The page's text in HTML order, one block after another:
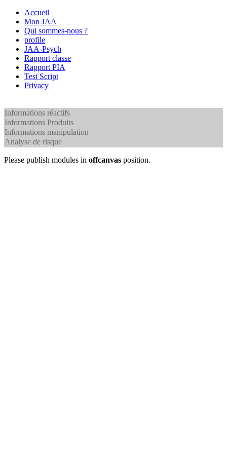
Accueil
Mon JAA
Qui sommes-nous ?
profile
JAA-Psych
Rapport classe
Rapport PIA
Test Script
Privacy
Informations réactifs
Informations Produits
Informations manipulation
Analyse de risque
Please publish modules in offcanvas position.